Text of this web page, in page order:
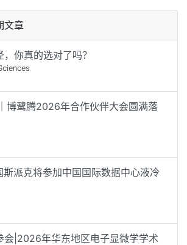
文章
你真的选对了吗？
博鹭腾2026年合作伙伴大会圆满落
派克将参加中国国际数据中心液冷
会|2026年华东地区电子显微学学术